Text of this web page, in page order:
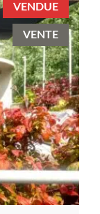
VENDUE
VENTE